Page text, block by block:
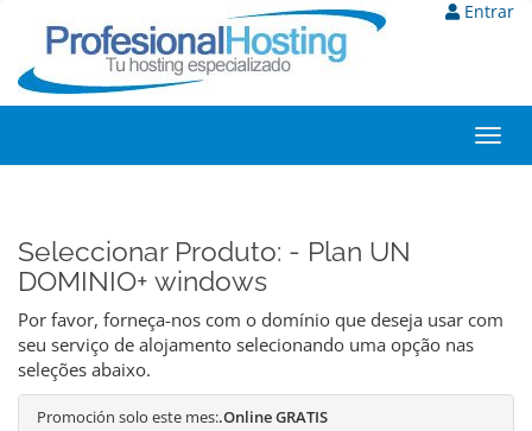
Entrar
Seleccionar Produto: - Plan UN
DOMINIO+ windows
Por favor, forneça-nos com o domínio que deseja usar com
seu serviço de alojamento selecionando uma opção nas
seleções abaixo.
Promoción solo este mes:.Online GRATIS